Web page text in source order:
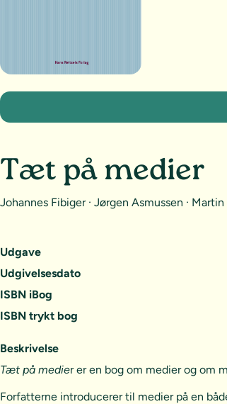
Udgave
Udgivelsesdato
ISBN iBog
ISBN trykt bog
Tæt på medier
Johannes Fibiger · Jørgen Asmussen ·
Beskrivelse
Tæt på medier er en bog om medier og om
Forfatterne introducerer til medier på en